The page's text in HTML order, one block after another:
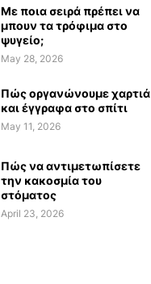
Με ποια σειρά πρέπει να
μπουν τα τρόφιμα στο
ψυγείο;
May 28, 2026
Πώς οργανώνουμε χαρτιά
και έγγραφα στο σπίτι
May 11, 2026
Πώς να αντιμετωπίσετε
την κακοσμία του
στόματος
April 23, 2026